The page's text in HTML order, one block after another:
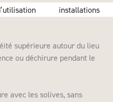
installations
supérieure autour du lieu
ou déchirure pendant le
avec les solives, sans